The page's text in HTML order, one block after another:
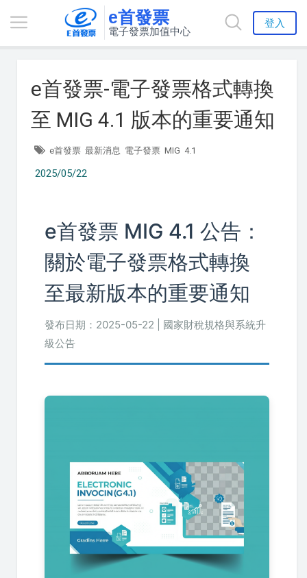
e首發票
電子發票加值中心
登入
e首發票-電子發票格式轉換
至 MIG 4.1 版本的重要通知
e首發票 最新消息 電子發票 MIG 4.1
2025/05/22
e首發票 MIG 4.1 公告：
關於電子發票格式轉換
至最新版本的重要通知
發布日期： 2025-05-22 | 國家財稅規格與系統升
級公告